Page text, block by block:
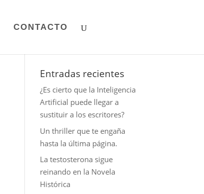
CONTACTO
Entradas recientes
¿Es cierto que la Inteligencia
Artificial puede llegar a
sustituir a los escritores?
Un thriller que te engaña
hasta la última página.
La testosterona sigue
reinando en la Novela
Histórica